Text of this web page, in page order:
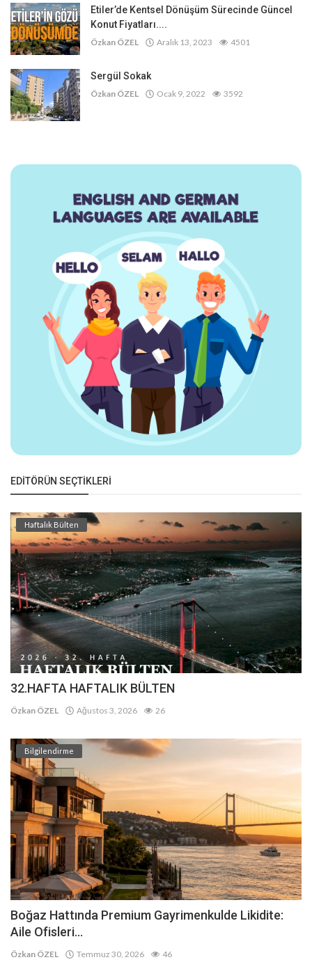
Etiler’de Kentsel Dönüşüm Sürecinde Güncel
Konut Fiyatları....
Özkan ÖZEL Aralık 13, 2023 4501
Sergül Sokak
Özkan ÖZEL Ocak 9, 2022 3592
EDITÖRÜN SEÇTIKLERI
Haftalık Bülten
32.HAFTA HAFTALIK BÜLTEN
Özkan ÖZEL Ağustos 3, 2026 26
Bilgilendirme
Boğaz Hattında Premium Gayrimenkulde Likidite:
Aile Ofisleri...
Özkan ÖZEL Temmuz 30, 2026 46